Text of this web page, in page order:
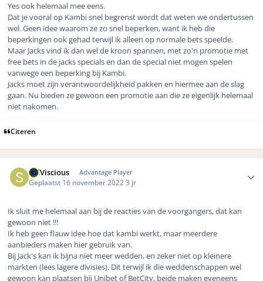
Yes ook helemaal mee eens.
Dat je vooral op Kambi snel begrenst wordt dat weten we ondertussen
wel. Geen idee waarom ze zo snel beperken, want ik heb die
beperkingen ook gehad terwijl ik alleen op normale bets speelde.
Maar Jacks vind ik dan wel de kroon spannen, met zo'n promotie met
free bets in de jacks specials en dan de special niet mogen spelen
vanwege een beperking bij Kambi.
Jacks moet zijn verantwoordelijkheid pakken en hiermee aan de slag
gaan. Nu bieden ze gewoon een promotie aan die ze eigenlijk helemaal
niet nakomen.
Citeren
SidViscious Advantage Player
Geplaatst 16 november 2022 3 jr
Ik sluit me helemaal aan bij de reacties van de voorgangers, dat kan
gewoon niet !!!
Ik heb geen flauw idee hoe dat kambi werkt, maar meerdere
aanbieders maken hier gebruik van.
Bij Jack's kan ik bijna niet meer wedden, en zeker niet op kleinere
markten (lees lagere divisies). Dit terwijl ik die weddenschappen wel
gewoon kan plaatsen bij Unibet of BetCity, beide maken eveneens